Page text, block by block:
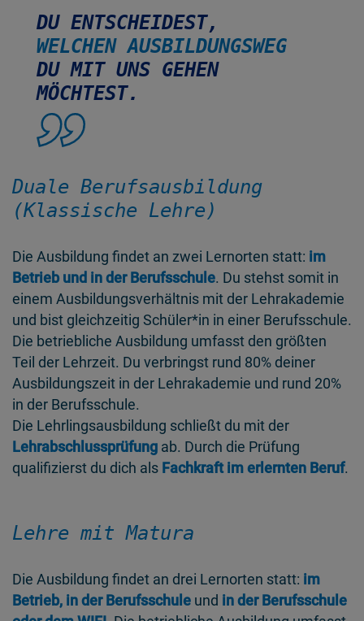
DU ENTSCHEIDEST,
WELCHEN AUSBILDUNGSWEG
DU MIT UNS GEHEN
MÖCHTEST.
Duale Berufsausbildung
(Klassische Lehre)
Die Ausbildung findet an zwei Lernorten statt: im
Betrieb und in der Berufsschule. Du stehst somit in
einem Ausbildungsverhältnis mit der Lehrakademie
und bist gleichzeitig Schüler*in in einer Berufsschule.
Die betriebliche Ausbildung umfasst den größten
Teil der Lehrzeit. Du verbringst rund 80% deiner
Ausbildungszeit in der Lehrakademie und rund 20%
in der Berufsschule.
Die Lehrlingsausbildung schließt du mit der
Lehrabschlussprüfung ab. Durch die Prüfung
qualifizierst du dich als Fachkraft im erlernten Beruf.
Lehre mit Matura
Die Ausbildung findet an drei Lernorten statt: im
Betrieb, in der Berufsschule und in der Berufsschule